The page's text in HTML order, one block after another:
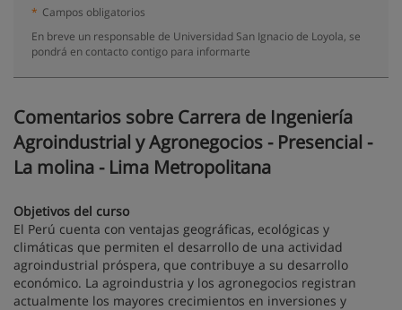
* Campos obligatorios
En breve un responsable de Universidad San Ignacio de Loyola, se
pondrá en contacto contigo para informarte
Comentarios sobre Carrera de Ingeniería
Agroindustrial y Agronegocios - Presencial -
La molina - Lima Metropolitana
Objetivos del curso
El Perú cuenta con ventajas geográficas, ecológicas y
climáticas que permiten el desarrollo de una actividad
agroindustrial próspera, que contribuye a su desarrollo
económico. La agroindustria y los agronegocios registran
actualmente los mayores crecimientos en inversiones y